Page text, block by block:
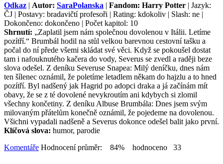
Odkaz | Autor: SaraPolanska | Fandom: Harry Potter | Jazyk:
ČJ | Postavy: bradavičtí profesoři | Rating: kdokoliv | Slash: ne |
Dokončeno: dokončeno | Počet kapitol: 10
Shrnutí: „Zaplatil jsem nám společnou dovolenou v Itálii. Letíme
pozítří.“ Brumbál hodil na stůl velkou barevnou cestovní tašku a
počal do ní přede všemi skládat své věci. Když se pokoušel dostat
tam i nafouknutého kačera do vody, Severus se zvedl a raději beze
slova odešel. Z deníku Severuse Snapea: Milý deníčku, dnes nám
ten šílenec oznámil, že poletíme letadlem někam do hajzlu a to hned
pozítří. Byl nadšený jak Hagrid po adopci draka a já začínám mít
obavy, že se z té dovolené nevykroutím ani kdybych si zlomil
všechny končetiny. Z deníku Albuse Brumbála: Dnes jsem svým
milovaným přátelům konečně oznámil, že pojedeme na dovolenou.
Všichni vypadali nadšeně a Severus dokonce odešel balit jako první.
Klíčová slova: humor, parodie
Komentáře Hodnocení průměr: 84% hodnoceno 33